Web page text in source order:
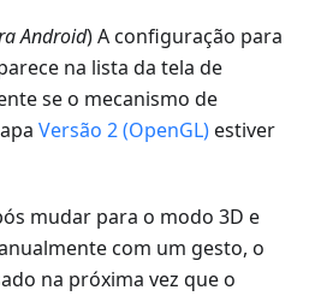
Android) A configuração para
na lista da tela de
se o mecanismo de
Versão 2 (OpenGL)estiver
mudar para o modo 3D e
com um gesto, o
na próxima vez que o